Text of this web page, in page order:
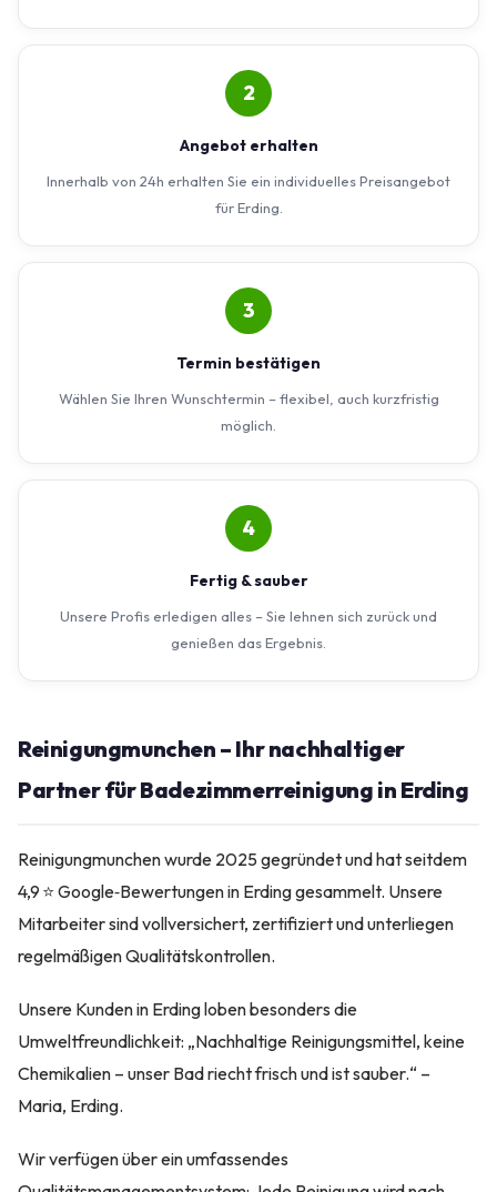
2
Angebot erhalten
Innerhalb von 24h erhalten Sie ein individuelles Preisangebot
für Erding.
3
Termin bestätigen
Wählen Sie Ihren Wunschtermin – flexibel, auch kurzfristig
möglich.
4
Fertig & sauber
Unsere Profis erledigen alles – Sie lehnen sich zurück und
genießen das Ergebnis.
Reinigungmunchen – Ihr nachhaltiger
Partner für Badezimmerreinigung in Erding
Reinigungmunchen wurde 2025 gegründet und hat seitdem
4,9 ⭐ Google‑Bewertungen in Erding gesammelt. Unsere
Mitarbeiter sind vollversichert, zertifiziert und unterliegen
regelmäßigen Qualitätskontrollen.
Unsere Kunden in Erding loben besonders die
Umweltfreundlichkeit: „Nachhaltige Reinigungsmittel, keine
Chemikalien – unser Bad riecht frisch und ist sauber.“ –
Maria, Erding.
Wir verfügen über ein umfassendes